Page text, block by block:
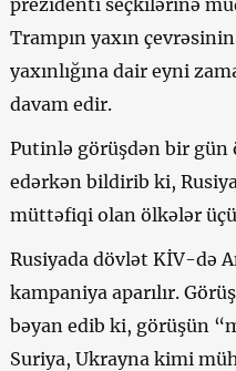
Trampın yaxın
yaxınlığına dair eyni
davam edir.
Putinlə görüşdən bir gün
edərkən bildirib ki,
müttəfiqi olan ölkələr
Rusiyada dövlət KİV-də
kampaniya aparılır.
bəyan edib ki, görüşün
Suriya, Ukrayna kimi